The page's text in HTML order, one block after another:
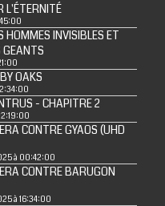
L'ÉTERNITÉ
HOMMES INVISIBLES ET
GEANTS
OAKS
- CHAPITRE 2
CONTRE GYAOS (UHD
à 00:42:00
CONTRE BARUGON
à 16:34:00